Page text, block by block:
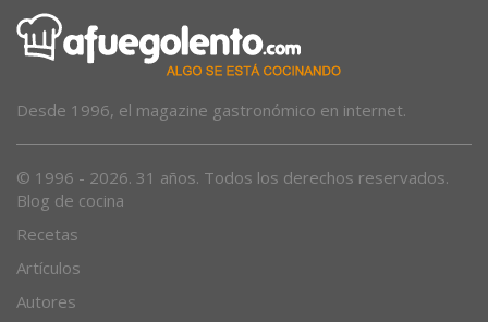
Desde 1996, el magazine gastronómico en internet.
© 1996 - 2026. 31 años. Todos los derechos reservados.
Blog de cocina
Recetas
Artículos
Autores